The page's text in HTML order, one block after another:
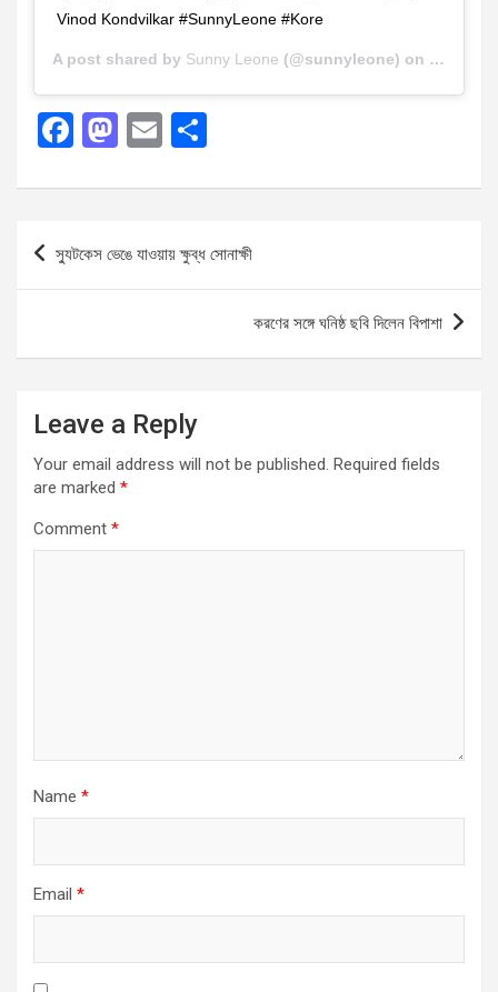
Vinod Kondvilkar #SunnyLeone #Kore
A post shared by Sunny Leone (@sunnyleone) on Nov 4,
F
ce
b
o
M
st
d
E
ail ar
Post
navigation
স্যুটকেস ভেঙে যাওয়ায় ক্ষুব্ধ সোনাক্ষী
করণের সঙ্গে ঘনিষ্ঠ ছবি দিলেন বিপাশা
Leave a Reply
Your email address will not be published. Required fields
are marked *
Comment *
Name *
Email *